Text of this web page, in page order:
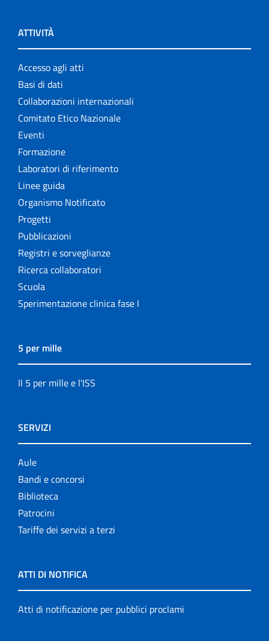
ATTIVITÀ
Accesso agli atti
Basi di dati
Collaborazioni internazionali
Comitato Etico Nazionale
Eventi
Formazione
Laboratori di riferimento
Linee guida
Organismo Notificato
Progetti
Pubblicazioni
Registri e sorveglianze
Ricerca collaboratori
Scuola
Sperimentazione clinica fase I
5 per mille
Il 5 per mille e l'ISS
SERVIZI
Aule
Bandi e concorsi
Biblioteca
Patrocini
Tariffe dei servizi a terzi
ATTI DI NOTIFICA
Atti di notificazione per pubblici proclami